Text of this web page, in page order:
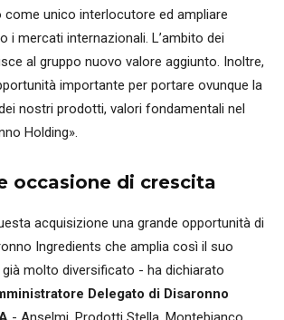
unico interlocutore ed ampliare
i mercati internazionali. L’ambito dei
al gruppo nuovo valore aggiunto. Inoltre,
importante per portare ovunque la
nostri prodotti, valori fondamentali nel
Holding».
occasione di crescita
acquisizione una grande opportunità di
Ingredients che amplia così il suo
molto diversificato - ha dichiarato
Delegato di Disaronno